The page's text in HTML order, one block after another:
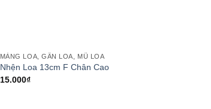
MÀNG LOA, GÂN LOA, MŨ LOA
Nhện Loa 13cm F Chân Cao
15.000₫